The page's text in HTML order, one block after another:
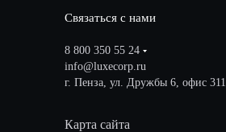
Связаться с нами
8 800 350 55 24
info@luxecorp.ru
г. Пенза, ул. Дружбы 6, офис 311
Карта сайта